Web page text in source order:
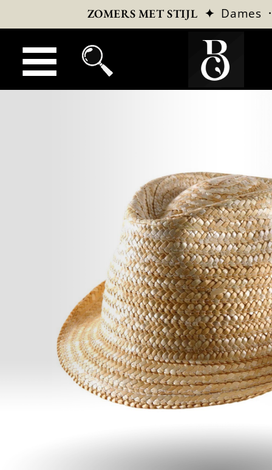
ZOMERS MET STIJL ✦ Dames